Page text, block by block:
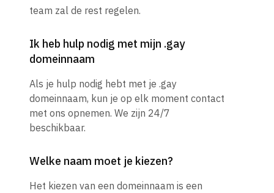
team zal de rest regelen.
Ik heb hulp nodig met mijn .gay
domeinnaam
Als je hulp nodig hebt met je .gay
domeinnaam, kun je op elk moment contact
met ons opnemen. We zijn 24/7
beschikbaar.
Welke naam moet je kiezen?
Het kiezen van een domeinnaam is een